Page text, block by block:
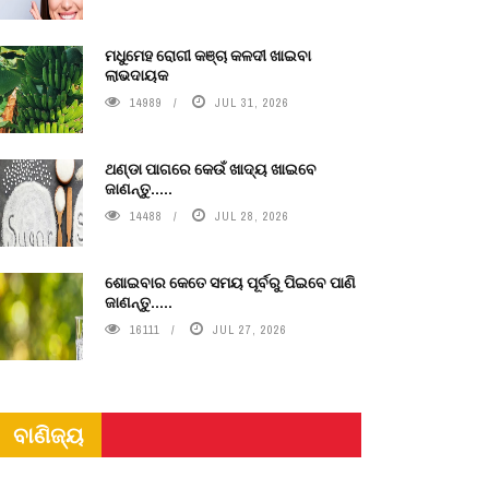
ମଧୁମେହ ରୋଗୀ କଞ୍ଚା କଳଦୀ ଖାଇବା
ଲାଭଦାୟକ
14989 JUL 31, 2026
ଥଣ୍ଡା ପାଗରେ କେଉଁ ଖାଦ୍ୟ ଖାଇବେ
ଜାଣନ୍ତୁ.....
14488 JUL 28, 2026
ଶୋଇବାର କେତେ ସମୟ ପୂର୍ବରୁ ପିଇବେ ପାଣି
ଜାଣନ୍ତୁ.....
16111 JUL 27, 2026
ବାଣିଜ୍ୟ